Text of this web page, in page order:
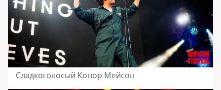
Сладкоголосый Конор Мейсон